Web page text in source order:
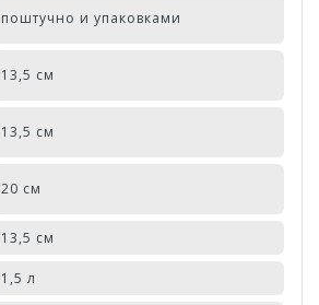
поштучно и упаковками
13,5 см
13,5 см
20 см
13,5 см
1,5 л